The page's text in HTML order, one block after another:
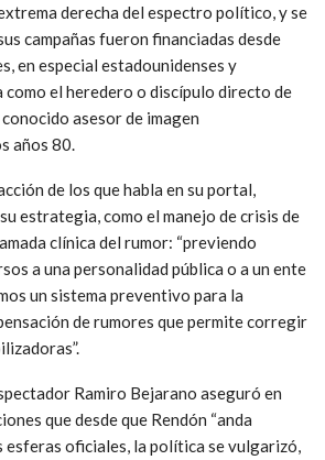
derecha del espectro político, y se
campañas fueron financiadas desde
en especial estadounidenses y
como el heredero o discípulo directo de
asesor de imagen
años 80.
de los que habla en su portal,
estrategia, como el manejo de crisis de
clínica del rumor: “previendo
a una personalidad pública o a un ente
un sistema preventivo para la
de rumores que permite corregir
Ramiro Bejarano aseguró en
que desde que Rendón “anda
esferas oficiales, la política se vulgarizó,